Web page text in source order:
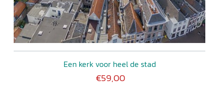
Een kerk voor heel de stad
€59,00